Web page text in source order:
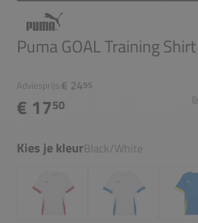
Puma GOAL Training Shirt
Adviesprijs:€ 2495
€ 1750
Kies je kleurBlack/White